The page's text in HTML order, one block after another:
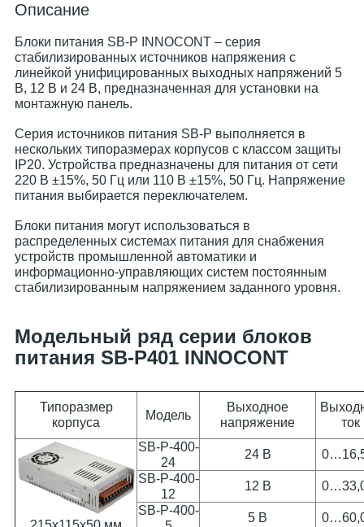
Описание
Блоки питания SB-P INNOCONT – серия
стабилизированных источников напряжения с
линейкой унифицированных выходных напряжений 5
В, 12 В и 24 В, предназначенная для установки на
монтажную панель.
Серия источников питания SB-P выполняется в
нескольких типоразмерах корпусов с классом защиты
IP20. Устройства предназначены для питания от сети
220 В ±15%, 50 Гц или 110 В ±15%, 50 Гц. Напряжение
питания выбирается переключателем.
Блоки питания могут использоваться в
распределенных системах питания для снабжения
устройств промышленной автоматики и
информационно-управляющих систем постоянным
стабилизированным напряжением заданного уровня.
Модельный ряд серии блоков
питания SB-P401 INNOCONT
Типоразмер
корпуса
Модель
Выходное
напряжение
ток
SB-P-400-
24
24 В
SB-P-400-
12
12 В
SB-P-400-
5 В